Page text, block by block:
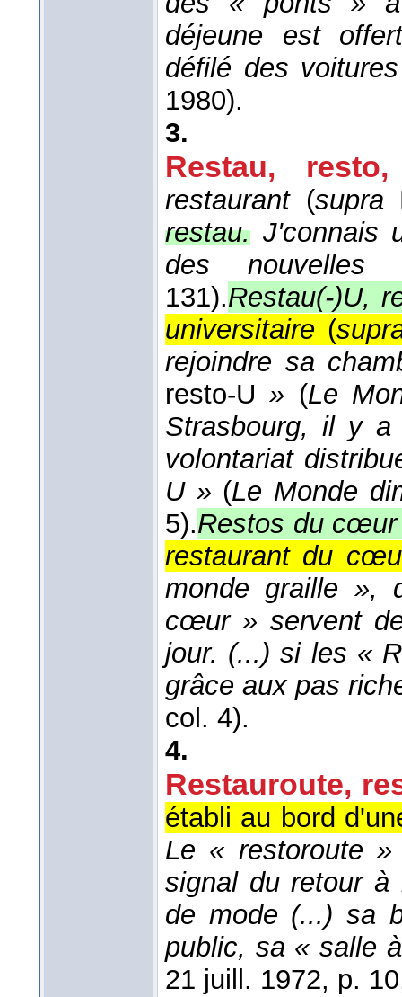
déjeune est
défilé des voitures
1980).
3.
Restau, resto,
restaurant(supra
restau. J'connais
des nouvelles
131).Restau(-)U,
universitaire (
rejoindre sa
resto-U » (Le
Strasbourg, il y a
volontariat
U » (Le Monde
5).Restos du cœur
restaurant du
monde graille »,
cœur » servent
jour. (...) si les «
grâce aux pas
col. 4).
4.
Restauroute,
établi au bord
Le « restoroute
signal du retour à
de mode (...) sa
public, sa « salle
21 juill. 1972, p.